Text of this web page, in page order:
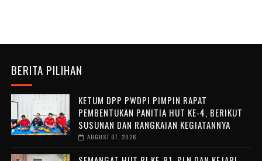
BERITA PILIHAN
KETUM DPP PWDPI PIMPIN RAPAT
PEMBENTUKAN PANITIA HUT KE-4, BERIKUT
SUSUNAN DAN RANGKAIAN KEGIATANNYA
AUGUST 07, 2026